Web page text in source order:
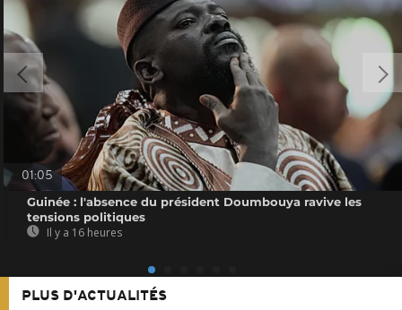
01:05
Guinée : l'absence du président Doumbouya ravive les
tensions politiques
Il y a 16 heures
PLUS D'ACTUALITÉS